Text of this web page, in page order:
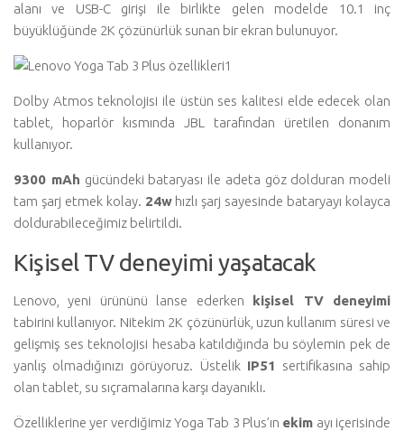
alanı ve USB-C girişi ile birlikte gelen modelde 10.1 inç
büyüklüğünde 2K çözünürlük sunan bir ekran bulunuyor.
Dolby Atmos teknolojisi ile üstün ses kalitesi elde edecek olan
tablet, hoparlör kısmında JBL tarafından üretilen donanım
kullanıyor.
9300 mAh gücündeki bataryası ile adeta göz dolduran modeli
tam şarj etmek kolay. 24whızlı şarj sayesinde bataryayı kolayca
doldurabileceğimiz belirtildi.
Kişisel TV deneyimi yaşatacak
Lenovo, yeni ürününü lanse ederken kişisel TV deneyimi
tabirini kullanıyor. Nitekim 2K çözünürlük, uzun kullanım süresi ve
gelişmiş ses teknolojisi hesaba katıldığında bu söylemin pek de
yanlış olmadığınızı görüyoruz. Üstelik IP51 sertifikasına sahip
olan tablet, su sıçramalarına karşı dayanıklı.
Özelliklerine yer verdiğimiz Yoga Tab 3 Plus’ın ekim ayı içerisinde